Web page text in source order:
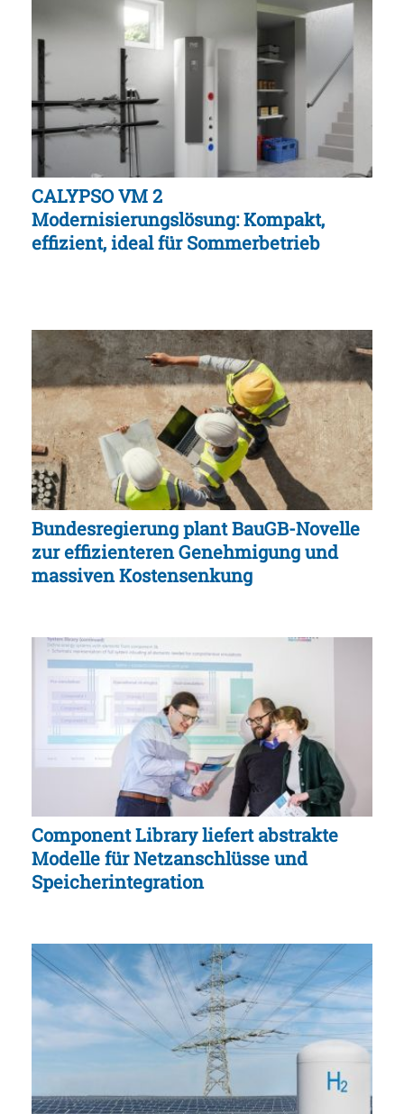
CALYPSO VM 2
Modernisierungslösung: Kompakt,
effizient, ideal für Sommerbetrieb
Bundesregierung plant BauGB-Novelle
zur effizienteren Genehmigung und
massiven Kostensenkung
Component Library liefert abstrakte
Modelle für Netzanschlüsse und
Speicherintegration